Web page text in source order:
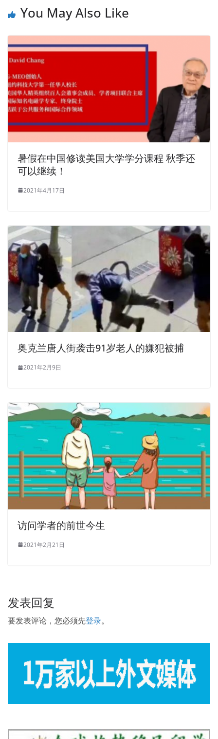
You May Also Like
暑假在中国修读美国大学学分课程 秋季还
可以继续！
2021年4月17日
奥克兰唐人街袭击91岁老人的嫌犯被捕
2021年2月9日
访问学者的前世今生
2021年2月21日
发表回复
要发表评论，您必须先登录。